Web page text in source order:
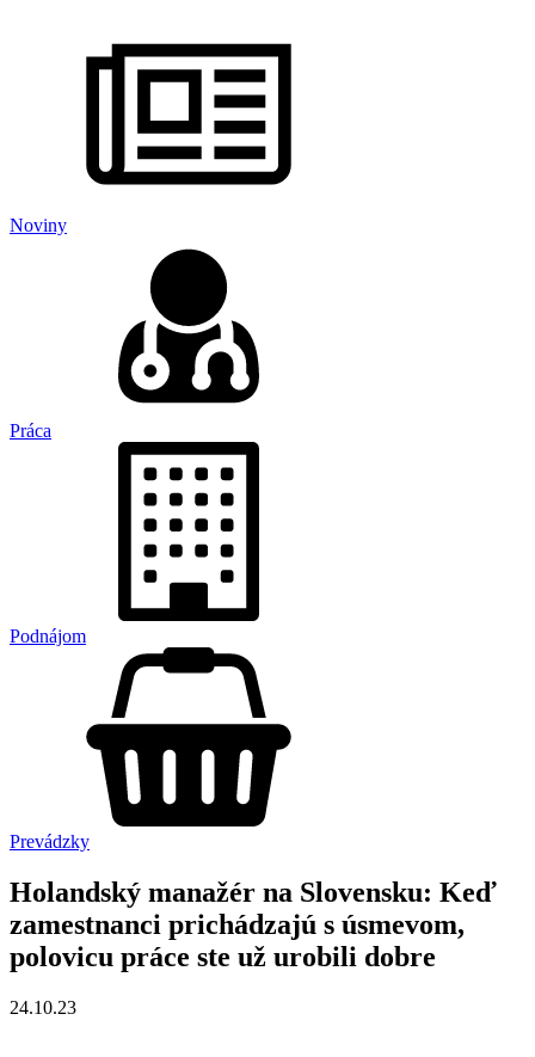
Noviny
Práca
Podnájom
Prevádzky
Holandský manažér na Slovensku: Keď
zamestnanci prichádzajú s úsmevom,
polovicu práce ste už urobili dobre
24.10.23